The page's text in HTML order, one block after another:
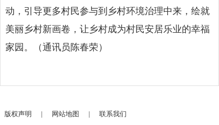
动，引导更多村民参与到乡村环境治理中来，绘就
美丽乡村新画卷，让乡村成为村民安居乐业的幸福
家园。（通讯员陈春荣）
版权声明 网站地图 联系我们